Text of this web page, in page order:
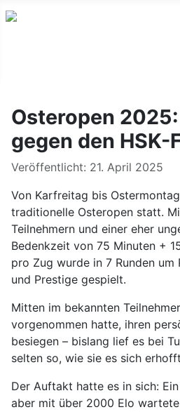
Osteropen
gegen den HSK-
Details
Veröffentlicht: 21. April 2025
Von Karfreitag bis
traditionelle Osteropen statt.
Teilnehmern und einer eher
Bedenkzeit von 75 Minuten +
pro Zug wurde in 7 Runden um
und Prestige gespielt.
Mitten im bekannten
vorgenommen hatte, ihren
besiegen – bislang lief es bei
selten so, wie sie es sich
Der Auftakt hatte es in sich:
aber mit über 2000 Elo wartete